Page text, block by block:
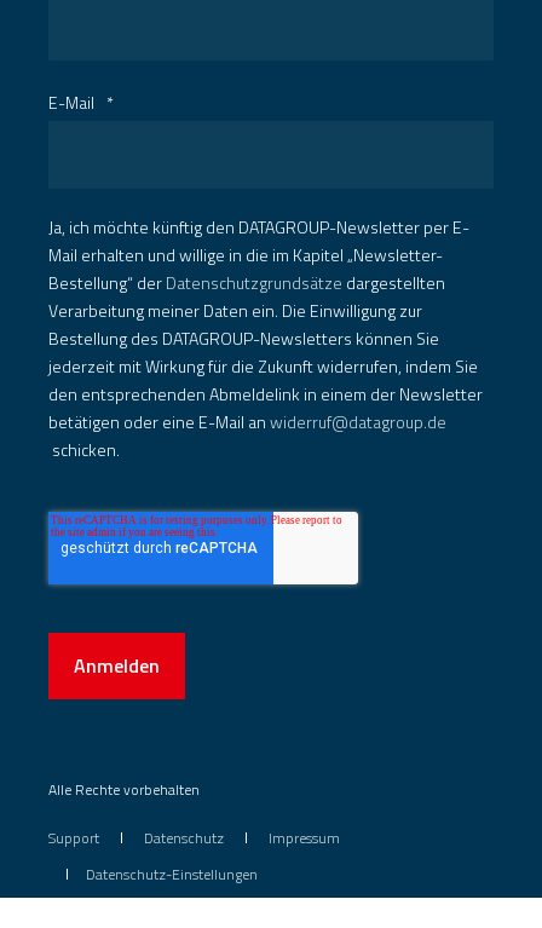
E-Mail *
Ja, ich möchte künftig den DATAGROUP-Newsletter per E-
Mail erhalten und willige in die im Kapitel „Newsletter-
Bestellung“ derDatenschutzgrundsätze dargestellten
Verarbeitung meiner Daten ein. Die Einwilligung zur
Bestellung des DATAGROUP-Newsletters können Sie
jederzeit mit Wirkung für die Zukunft widerrufen, indem Sie
den entsprechenden Abmeldelink in einem der Newsletter
betätigen oder eine E-Mail anwiderruf@datagroup.de
schicken.
Anmelden
Alle Rechte vorbehalten
Support Datenschutz
Impressum
Datenschutz-Einstellungen